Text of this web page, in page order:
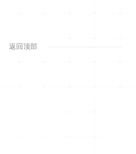
返回顶部